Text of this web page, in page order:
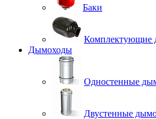
Баки
Комплектующие
Дымоходы
Одностенные
Двустенные